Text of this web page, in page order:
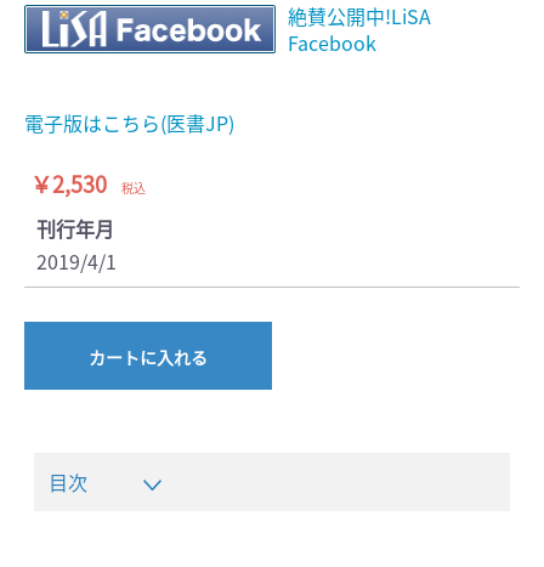
絶賛公開中!LiSA
Facebook
電子版はこちら(医書JP)
￥2,530 税込
刊行年月
2019/4/1
カートに入れる
目次